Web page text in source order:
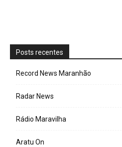
Posts recentes
Record News Maranhão
Radar News
Rádio Maravilha
Aratu On